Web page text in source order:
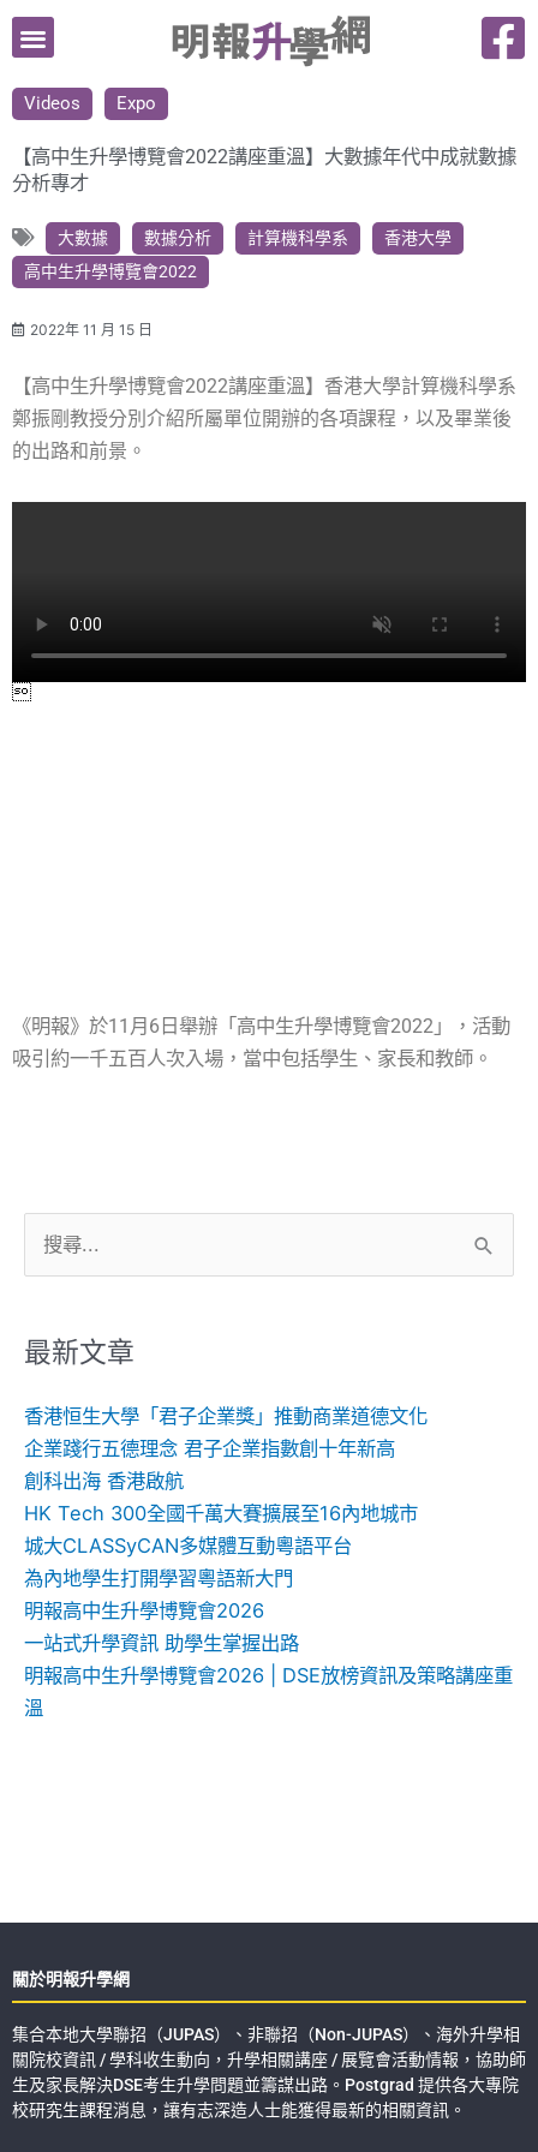
跳
要
容
Videos Expo
【高中生升學博覽會2022講座重溫】大數據年代中成就數據
分析專才
大數據 數據分析 計算機科學系
香港大學
高中生升學博覽會2022
2022年 11 月 15 日
【高中生升學博覽會2022講座重溫】 香港大學計算機科學系
鄭振剛教授分別介紹所屬單位開辦的各項課程，以及畢業後
的出路和前景。
《明報》於11月6日舉辦「高中生升學博覽會2022」，活動
吸引約一千五百人次入場，當中包括學生、家長和教師。
尋
鍵
最新文章
香港恒生大學「君子企業獎」推動商業道德文化
企業踐行五德理念 君子企業指數創十年新高
創科出海 香港啟航
HK Tech 300全國千萬大賽擴展至16內地城市
城大CLASSyCAN多媒體互動粵語平台
為內地學生打開學習粵語新大門
明報高中生升學博覽會2026
一站式升學資訊 助學生掌握出路
明報高中生升學博覽會2026 | DSE放榜資訊及策略講座重
溫
關於明報升學網
集合本地大學聯招（JUPAS）、非聯招（Non-JUPAS）、海外升學相
關院校資訊 / 學科收生動向，升學相關講座 / 展覽會活動情報，協助師
生及家長解決DSE考生升學問題並籌謀出路。Postgrad 提供各大專院
校研究生課程消息，讓有志深造人士能獲得最新的相關資訊。